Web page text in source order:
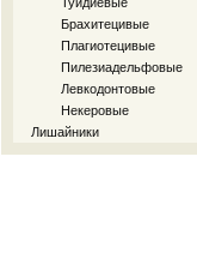
Брахитецивые
Плагиотецивые
Пилезиадельфовые
Левкодонтовые
Некеровые
Лишайники